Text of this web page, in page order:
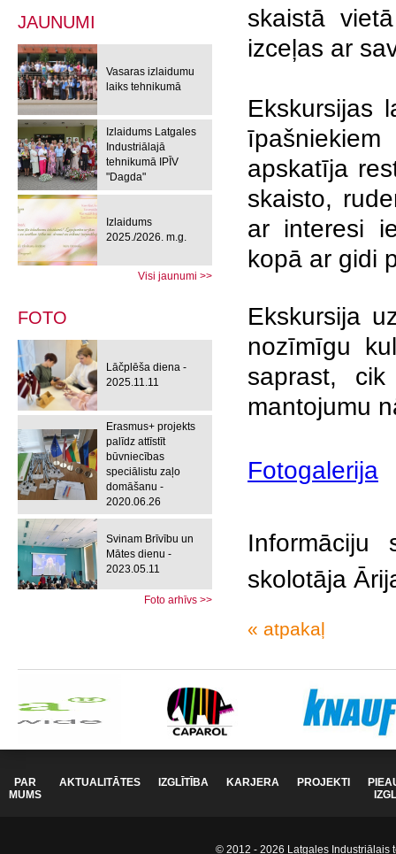
JAUNUMI
Vasaras izlaidumu
laiks tehnikumā
Izlaidums Latgales
Industriālajā
tehnikumā IPĪV
"Dagda"
Izlaidums
2025./2026. m.g.
Visi jaunumi >>
FOTO
Lāčplēša diena -
2025.11.11
Erasmus+ projekts
palīdz attīstīt
būvniecības
speciālistu zaļo
domāšanu -
2020.06.26
Svinam Brīvību un
Mātes dienu -
2023.05.11
Foto arhīvs >>
skaistā
izceļas ar
Ekskursijas
apskatīja
skaisto,
ar interesi
kopā ar gidi
Ekskursija
nozīmīgu
saprast,
mantojumu
Fotogalerija
Informāciju
skolotāja
« atpakaļ
PAR
MUMS
AKTUALITĀTES IZGLĪTĪBA KARJERA PROJEKTI
© 2012 - 2026 Latgales Industriālais